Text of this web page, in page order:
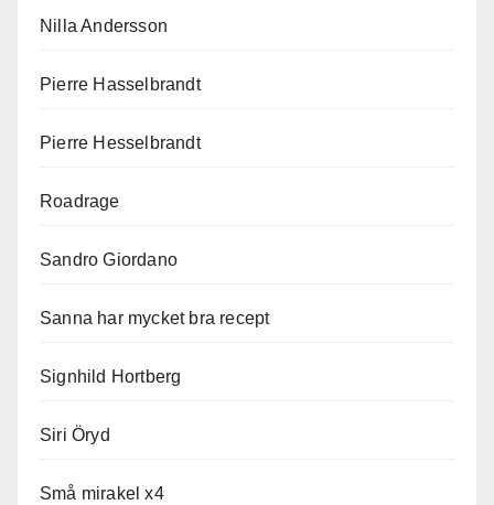
Nilla Andersson
Pierre Hasselbrandt
Pierre Hesselbrandt
Roadrage
Sandro Giordano
Sanna har mycket bra recept
Signhild Hortberg
Siri Öryd
Små mirakel x4